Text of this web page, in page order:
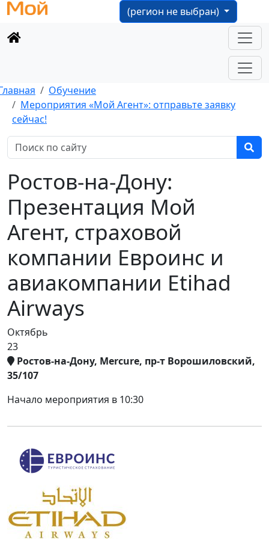
(регион не выбран)
Обучение
Мероприятия «Мой Агент»: отправьте заявку
сейчас!
Ростов-на-Дону:
Презентация Мой
Агент, страховой
компании Евроинс и
авиакомпании Etihad
Airways
Октябрь
23
Ростов-на-Дону, Mercure, пр-т Ворошиловский,
35/107
Начало мероприятия в 10:30